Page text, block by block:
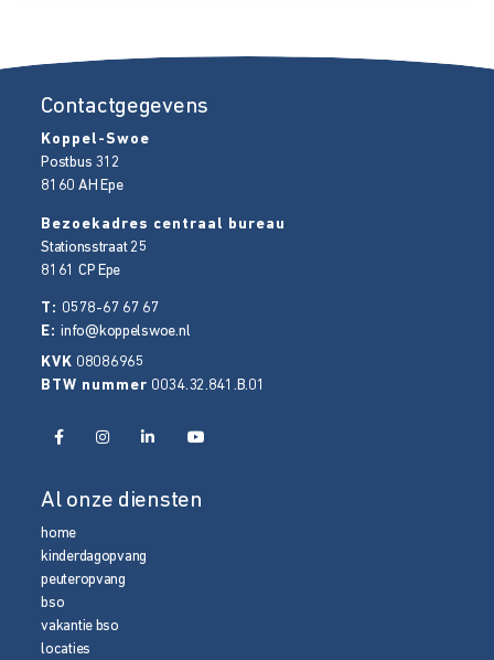
Contactgegevens
Koppel-Swoe
Postbus 312
8160 AH Epe
Bezoekadres centraal bureau
Stationsstraat 25
8161 CP Epe
T: 0578-67 67 67
E:info@koppelswoe.nl
KVK 08086965
BTW nummer 0034.32.841.B.01
Al onze diensten
home
kinderdagopvang
peuteropvang
bso
vakantie bso
locaties